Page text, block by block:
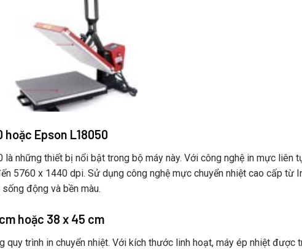
hoặc Epson L18050
những thiết bị nổi bật trong bộ máy này. Với công nghệ in mực liên
5760 x 1440 dpi. Sử dụng công nghệ mực chuyển nhiệt cao cấp từ
động và bền màu.
hoặc 38 x 45 cm
quy trình in chuyển nhiệt. Với kích thước linh hoạt, máy ép nhiệt được